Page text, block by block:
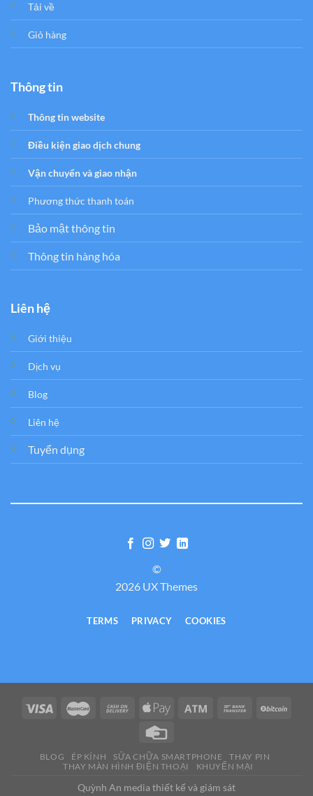
Tải về
Giỏ hàng
Thông tin
Thông tin website
Điều kiện giao dịch chung
Vận chuyển và giao nhận
Phương thức thanh toán
Bảo mật thông tin
Thông tin hàng hóa
Liên hệ
Giới thiệu
Dịch vụ
Blog
Liên hệ
Tuyển dụng
©
2026 UX Themes
TERMS PRIVACY COOKIES
BLOG ÉP KÍNH SỬA CHỮA SMARTPHONE
THAY PIN
THAY MÀN HÌNH ĐIỆN THOẠI
KHUYẾN MẠI
Quỳnh An media thiết kế và giám sát